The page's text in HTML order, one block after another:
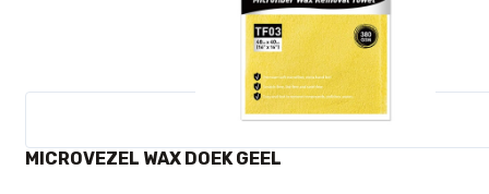
MICROVEZEL WAX DOEK GEEL